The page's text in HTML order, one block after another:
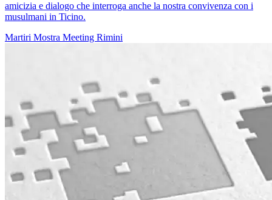
amicizia e dialogo che interroga anche la nostra convivenza con i
musulmani in Ticino.
Martiri Mostra Meeting Rimini